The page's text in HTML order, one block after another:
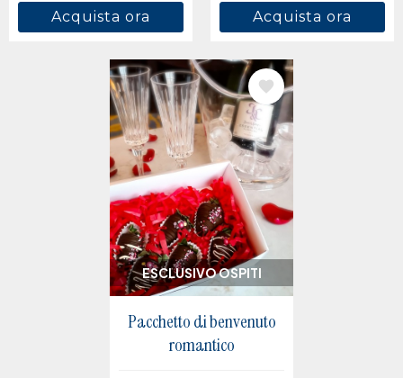
Acquista ora Acquista ora
ESCLUSIVO OSPITI
IMMAGINE
Pacchetto di benvenuto
romantico